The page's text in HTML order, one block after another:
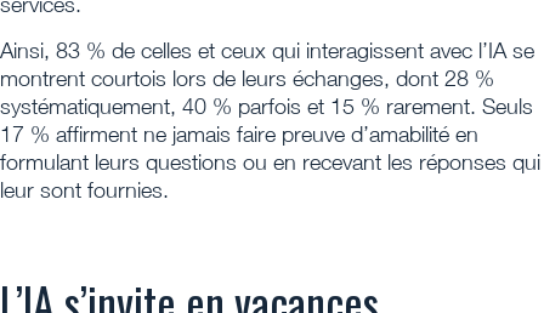
Ainsi, 83 % de celles et ceux qui interagissent avec l’IA se
montrent courtois lors de leurs échanges, dont 28 %
systématiquement, 40 % parfois et 15 % rarement. Seuls
17 % affirment ne jamais faire preuve d’amabilité en
formulant leurs questions ou en recevant les réponses qui
leur sont fournies.